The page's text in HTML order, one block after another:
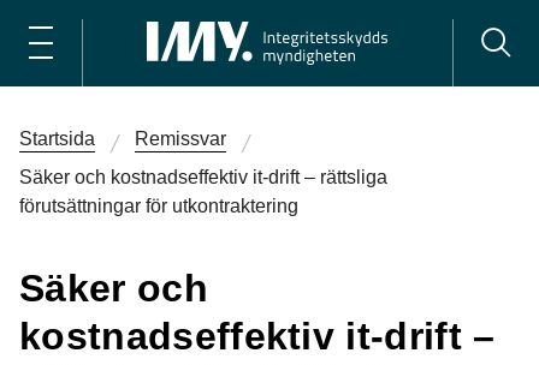
Startsida
Remissvar
Säker och kostnadseffektiv it-drift – rättsliga
förutsättningar för utkontraktering
Säker och
kostnadseffektiv it-drift –